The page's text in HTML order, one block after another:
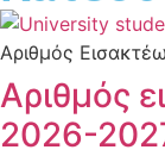
Αριθμός
Αριθμός
2026-